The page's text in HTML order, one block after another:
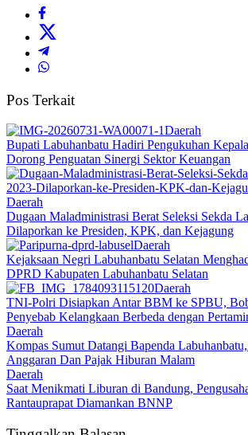
Pos Terkait
Daerah
Bupati Labuhanbatu Hadiri Pengukuhan
Dorong Penguatan Sinergi Sektor Keuangan
Daerah
Dugaan Maladministrasi Berat Seleksi Sekda
Dilaporkan ke Presiden, KPK, dan Kejagung
Daerah
Kejaksaan Negri Labuhanbatu Selatan
DPRD Kabupaten Labuhanbatu Selatan
Daerah
TNI-Polri Disiapkan Antar BBM ke SPBU,
Penyebab Kelangkaan Berbeda dengan
Daerah
Kompas Sumut Datangi Bapenda
Anggaran Dan Pajak Hiburan Malam
Daerah
Saat Menikmati Liburan di Bandung,
Rantauprapat Diamankan BNNP